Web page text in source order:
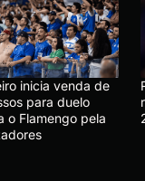
inicia venda de
para duelo
o Flamengo pela